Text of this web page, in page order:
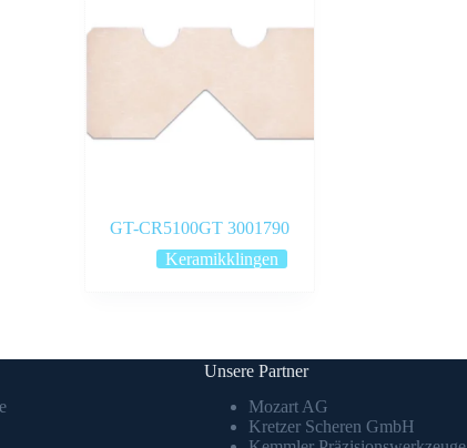
GT-CR5100GT 3001790
Keramikklingen
Unsere Partner
Mozart AG
Kretzer Scheren GmbH